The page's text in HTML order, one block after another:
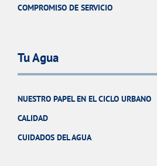
COMPROMISO DE SERVICIO
Tu Agua
NUESTRO PAPEL EN EL CICLO URBANO
CALIDAD
CUIDADOS DEL AGUA